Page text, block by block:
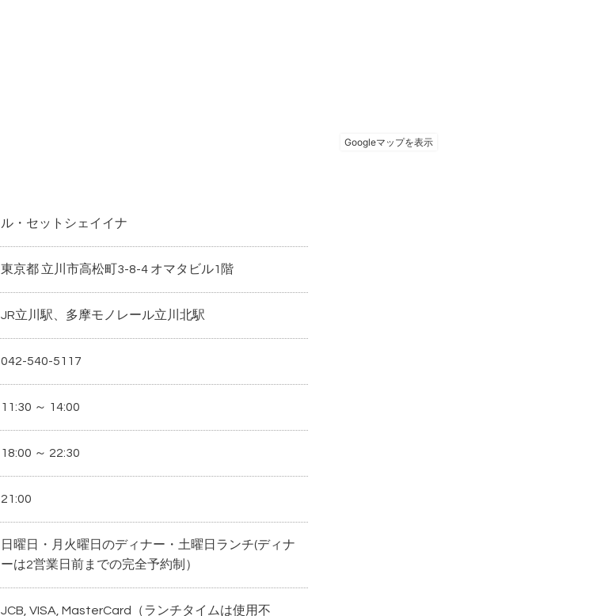
ル・セットシェイイナ
東京都 立川市高松町3-8-4 オマタビル1階
JR立川駅、多摩モノレール立川北駅
042-540-5117
11:30 ～ 14:00
18:00 ～ 22:30
21:00
日曜日・月火曜日のディナー・土曜日ランチ(ディナ
ーは2営業日前までの完全予約制）
JCB, VISA, MasterCard（ランチタイムは使用不